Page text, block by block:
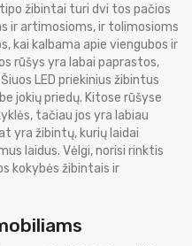
žibintai turi dvi tos pačios
ir artimosioms, ir tolimosioms
kai kalbama apie viengubos ir
rūšys yra labai paprastos,
LED priekinius žibintus
jokių priedų. Kitose rūšyse
tačiau jos yra labiau
yra žibintų, kurių laidai
laidus. Vėlgi, norisi rinktis
kokybės žibintais ir